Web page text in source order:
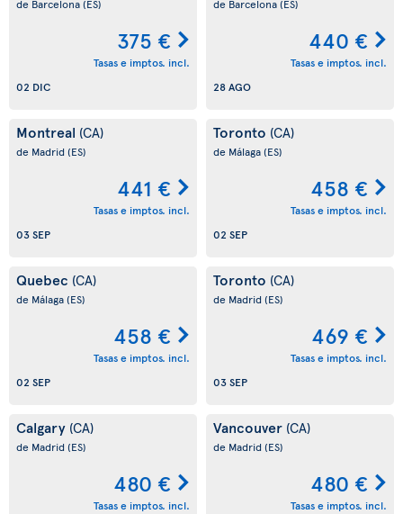
de Barcelona(ES)
375 €
Tasas e imptos. incl.
02 DIC
de Barcelona(ES)
440 €
Tasas e imptos. incl.
28 AGO
Montreal (CA)
de Madrid(ES)
441 €
Tasas e imptos. incl.
03 SEP
Toronto (CA)
de Málaga(ES)
458 €
Tasas e imptos. incl.
02 SEP
Quebec (CA)
de Málaga(ES)
458 €
Tasas e imptos. incl.
02 SEP
Toronto (CA)
de Madrid(ES)
469 €
Tasas e imptos. incl.
03 SEP
Calgary (CA)
de Madrid(ES)
480 €
Tasas e imptos. incl.
Vancouver (CA)
de Madrid(ES)
480 €
Tasas e imptos. incl.